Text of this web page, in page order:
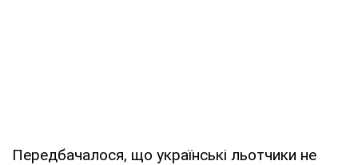
Передбачалося, що українські льотчики не